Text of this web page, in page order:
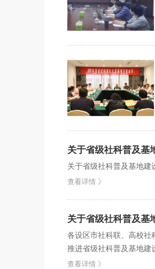
关于省级社科普及基
关于省级社科普及基地建
查看详情 》
关于省级社科普及基
各设区市社科联、高校社
推进省级社科普及基地建
专项评审和报请省社科...
查看详情 》